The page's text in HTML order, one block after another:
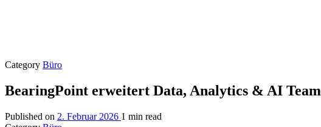
Category Büro
BearingPoint erweitert Data, Analytics & AI Team
Published on 2. Februar 2026 1 min read